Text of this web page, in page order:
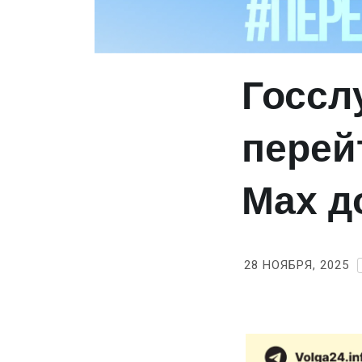
Max
28 НОЯБРЯ, 2025